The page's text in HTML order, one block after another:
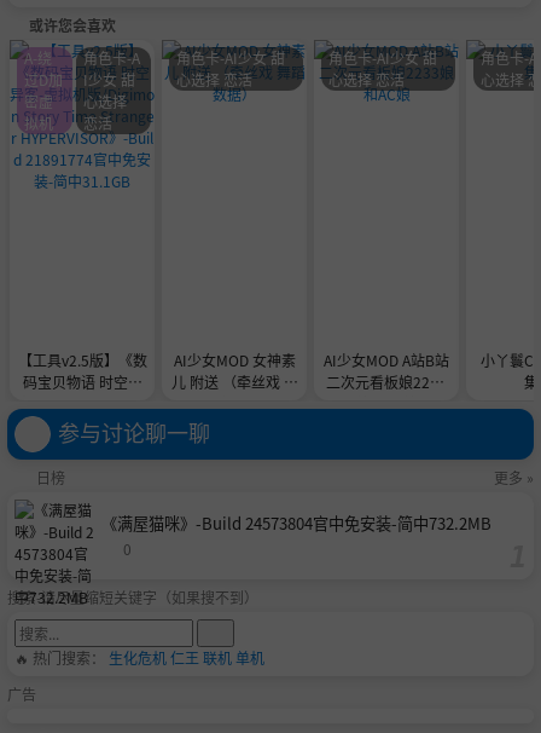
或许您会喜欢
【工具v2.5版】《数
码宝贝物语 时空异
n Story Time Stran
ger HYPERVISOR》
-Build 21891774官
中免安装-简中31.1G
B
A-绕
过D加
密虚
拟机
角色卡-A
I少女 甜
心选择
恋活
AI少女MOD 女神素
儿 附送 （牵丝戏 舞
角色卡-AI少女 甜
心选择 恋活
AI少女MOD A站B站
二次元看板娘2233
角色卡-AI少女 甜
心选择 恋活
小丫鬟
角色卡-
心选择
参与讨论聊一聊
日榜 更多 »
《满屋猫咪》-Build 24573804官中免安装-简中732.2MB
0
搜索-请尽量缩短关键字（如果搜不到）
🔥 热门搜索： 生化危机仁王 联机单机
广告